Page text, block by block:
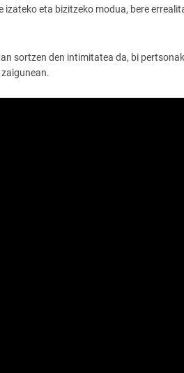
eta bizitzeko modua, bere
sortzen den intimitatea da, bi